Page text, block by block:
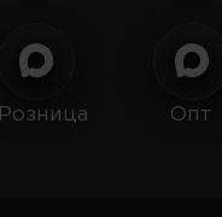
Розница Опт